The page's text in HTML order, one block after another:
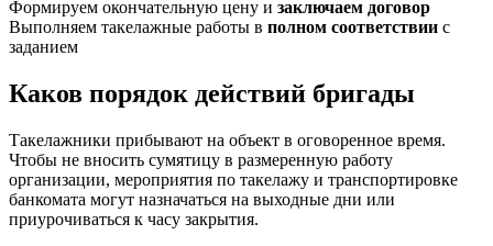
Формируем окончательную цену и заключаем договор
Выполняем такелажные работы в полном соответствии с
заданием
Каков порядок действий бригады
Такелажники прибывают на объект в оговоренное время.
Чтобы не вносить сумятицу в размеренную работу
организации, мероприятия по такелажу и транспортировке
банкомата могут назначаться на выходные дни или
приурочиваться к часу закрытия.